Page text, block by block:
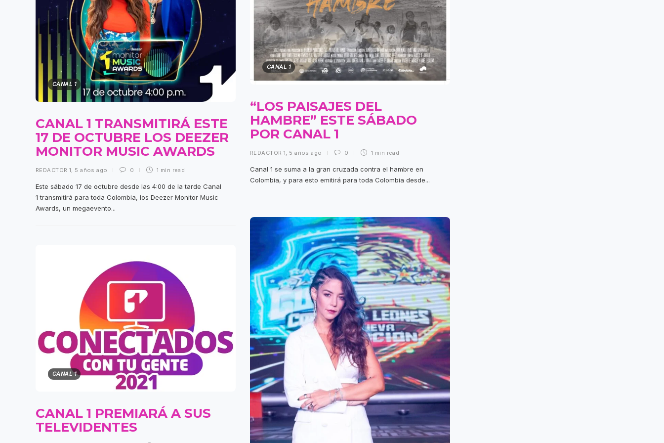
CANAL 1
“LOS PAISAJES DEL
HAMBRE” ESTE SÁBADO
POR CANAL 1
REDACTOR 1, 5 años ago 0 1 min read
Canal 1 se suma a la gran cruzada contra el hambre en
Colombia, y para esto emitirá para toda Colombia desde...
CANAL 1
CANAL 1 TRANSMITIRÁ ESTE
17 DE OCTUBRE LOS DEEZER
MONITOR MUSIC AWARDS
REDACTOR 1 5 años ago 0 1 min read
Este sábado 17 de octubre desde las 4:00 de la tarde Canal
1 transmitirá para toda Colombia, los Deezer Monitor Music
Awards, un megaevento...
CANAL 1
CANAL 1 PREMIARÁ A SUS
TELEVIDENTES